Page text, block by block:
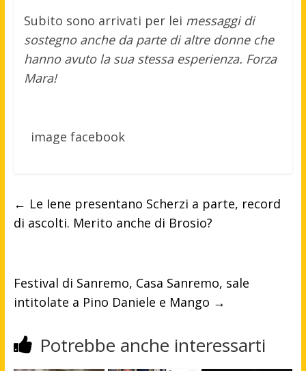
Subito sono arrivati per lei messaggi di
sostegno anche da parte di altre donne che
hanno avuto la sua stessa esperienza. Forza
Mara!
image facebook
← Le Iene presentano Scherzi a parte, record
di ascolti. Merito anche di Brosio?
Festival di Sanremo, Casa Sanremo, sale
intitolate a Pino Daniele e Mango →
Potrebbe anche interessarti